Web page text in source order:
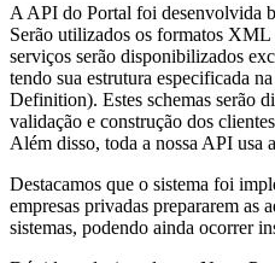
A API do Portal foi desenvolvida
Serão utilizados os formatos
serviços serão disponibilizados
tendo sua estrutura especificada
Definition). Estes schemas serão
validação e construção dos
Além disso, toda a nossa API usa
Destacamos que o sistema foi
empresas privadas prepararem as
sistemas, podendo ainda ocorrer